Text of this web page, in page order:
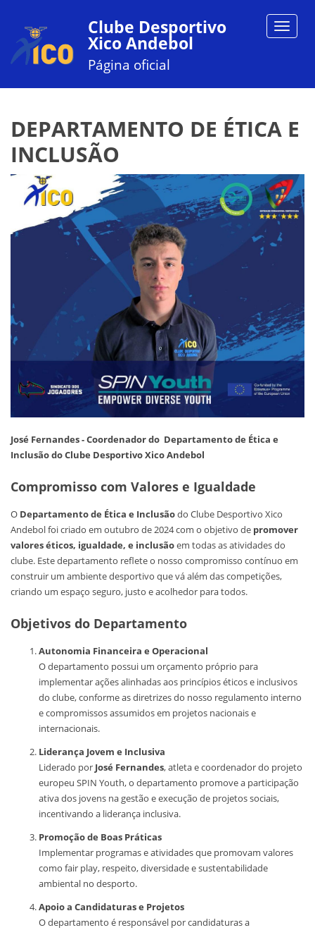
Toggle
Clube Desportivo
Xico Andebol
Página oficial
DEPARTAMENTO DE ÉTICA E
INCLUSÃO
José Fernandes - Coordenador do Departamento de Ética e
Inclusão do Clube Desportivo Xico Andebol
Compromisso com Valores e Igualdade
O Departamento de Ética e Inclusãodo Clube Desportivo Xico
Andebol foi criado em outubro de 2024 com o objetivo de promover
valores éticos, igualdade, e inclusãoem todas as atividades do
clube. Este departamento reflete o nosso compromisso contínuo em
construir um ambiente desportivo que vá além das competições,
criando um espaço seguro, justo e acolhedor para todos.
Objetivos do Departamento
Autonomia Financeira e Operacional
O departamento possui um orçamento próprio para
implementar ações alinhadas aos princípios éticos e inclusivos
do clube, conforme as diretrizes do nosso regulamento interno
e compromissos assumidos em projetos nacionais e
internacionais.
Liderança Jovem e Inclusiva
Liderado por José Fernandes, atleta e coordenador do projeto
europeu SPIN Youth, o departamento promove a participação
ativa dos jovens na gestão e execução de projetos sociais,
incentivando a liderança inclusiva.
Promoção de Boas Práticas
Implementar programas e atividades que promovam valores
como fair play, respeito, diversidade e sustentabilidade
ambiental no desporto.
Apoio a Candidaturas e Projetos
O departamento é responsável por candidaturas a